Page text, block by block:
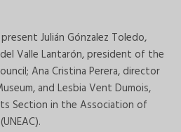
Julián Gónzalez Toledo,
Valle Lantarón, president of the
Ana Cristina Perera, director
and Lesbia Vent Dumois,
Section in the Association of